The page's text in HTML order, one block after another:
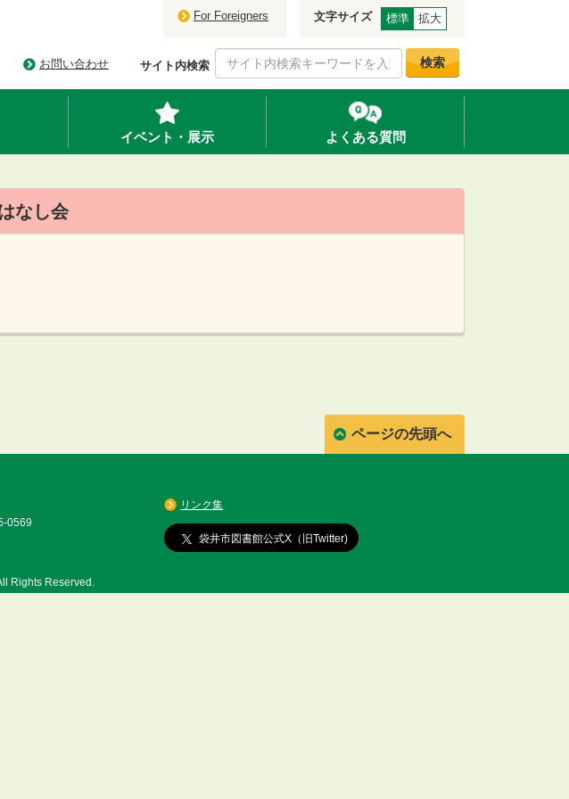
For Foreigners 文字サイズ 標準 拡大
お問い合わせ サイト内検索 検索
イベント・展示 よくある質問
なし会
ページの先頭へ
0569
リンク集
袋井市図書館公式X（旧Twitter)
Rights Reserved.